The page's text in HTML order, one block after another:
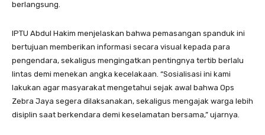
berlangsung.
IPTU Abdul Hakim menjelaskan bahwa pemasangan spanduk ini
bertujuan memberikan informasi secara visual kepada para
pengendara, sekaligus mengingatkan pentingnya tertib berlalu
lintas demi menekan angka kecelakaan. “Sosialisasi ini kami
lakukan agar masyarakat mengetahui sejak awal bahwa Ops
Zebra Jaya segera dilaksanakan, sekaligus mengajak warga lebih
disiplin saat berkendara demi keselamatan bersama,” ujarnya.